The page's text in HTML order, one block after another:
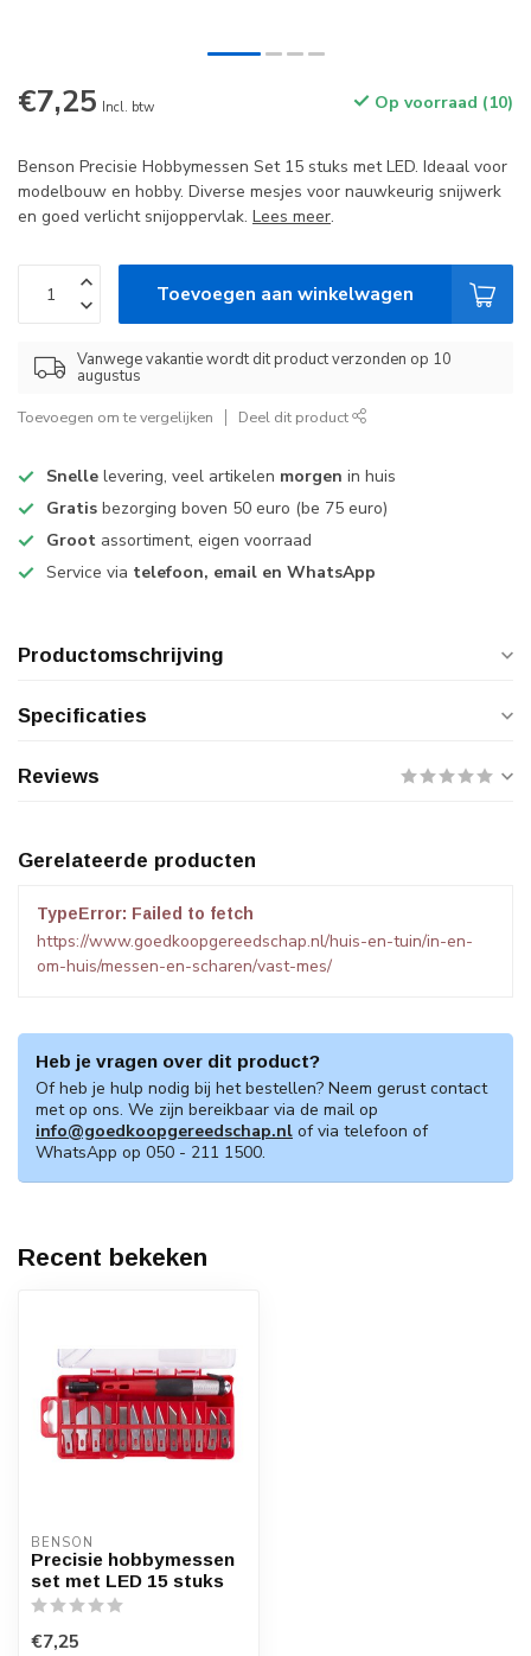
€7,25 Incl. btw Op voorraad (10)
Benson Precisie Hobbymessen Set 15 stuks met LED. Ideaal voor
modelbouw en hobby. Diverse mesjes voor nauwkeurig snijwerk
en goed verlicht snijoppervlak. Lees meer.
Toevoegen aan winkelwagen
Vanwege vakantie wordt dit product verzonden op 10
augustus
Toevoegen om te vergelijken Deel dit product
Snelle levering, veel artikelen morgen in huis
Gratis bezorging boven 50 euro (be 75 euro)
Groot assortiment, eigen voorraad
Service via telefoon, email en WhatsApp
Productomschrijving
Specificaties
Reviews
Gerelateerde producten
TypeError: Failed to fetch
https://www.goedkoopgereedschap.nl/huis-en-tuin/in-en-
om-huis/messen-en-scharen/vast-mes/
Heb je vragen over dit product?
Of heb je hulp nodig bij het bestellen? Neem gerust contact
met op ons. We zijn bereikbaar via de mail op
info@goedkoopgereedschap.nl of via telefoon of
WhatsApp op 050 - 211 1500.
Recent bekeken
BENSON
Precisie hobbymessen
set met LED 15 stuks
€7,25